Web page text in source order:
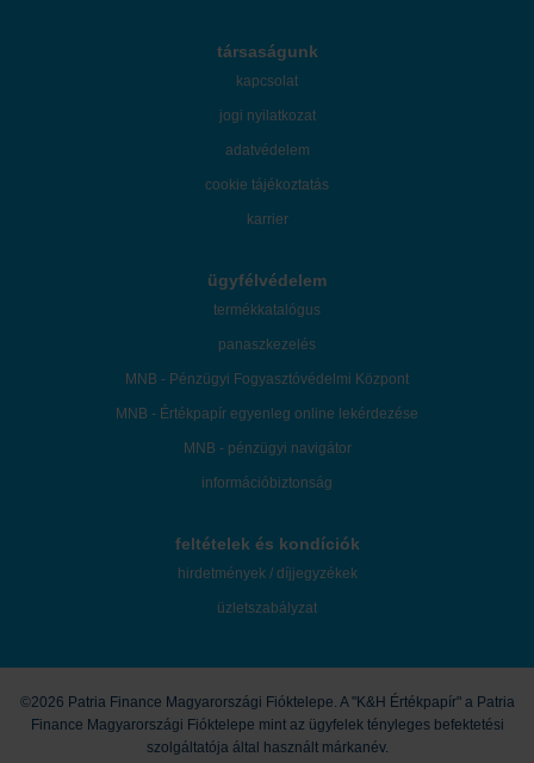
társaságunk
kapcsolat
jogi nyilatkozat
adatvédelem
cookie tájékoztatás
karrier
ügyfélvédelem
termékkatalógus
panaszkezelés
MNB - Pénzügyi Fogyasztóvédelmi Központ
MNB - Értékpapír egyenleg online lekérdezése
MNB - pénzügyi navigátor
információbiztonság
feltételek és kondíciók
hirdetmények / díjjegyzékek
üzletszabályzat
©2026 Patria Finance Magyarországi Fióktelepe. A "K&H Értékpapír" a Patria
Finance Magyarországi Fióktelepe mint az ügyfelek tényleges befektetési
szolgáltatója által használt márkanév.